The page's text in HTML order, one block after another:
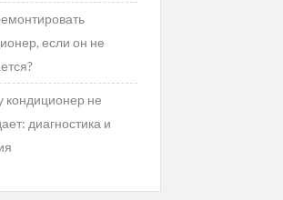
если он не
кондиционер не
диагностика и